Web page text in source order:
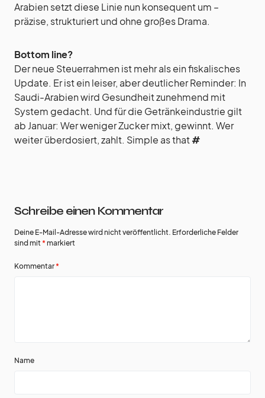
Arabien setzt diese Linie nun konsequent um –
präzise, strukturiert und ohne großes Drama.
Bottom line?
Der neue Steuerrahmen ist mehr als ein fiskalisches
Update. Er ist ein leiser, aber deutlicher Reminder: In
Saudi-Arabien wird Gesundheit zunehmend mit
System gedacht. Und für die Getränkeindustrie gilt
ab Januar: Wer weniger Zucker mixt, gewinnt. Wer
weiter überdosiert, zahlt. Simple as that#
Schreibe einen Kommentar
Deine E-Mail-Adresse wird nicht veröffentlicht. Erforderliche Felder
sind mit * markiert
Kommentar *
Name